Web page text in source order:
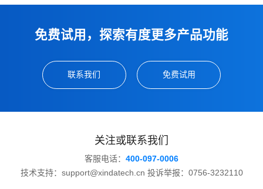
免费试用，探索有度更多产品功能
联系我们 免费试用
关注或联系我们
客服电话： 400-097-0006
技术支持：support@xindatech.cn 投诉举报：0756-3232110